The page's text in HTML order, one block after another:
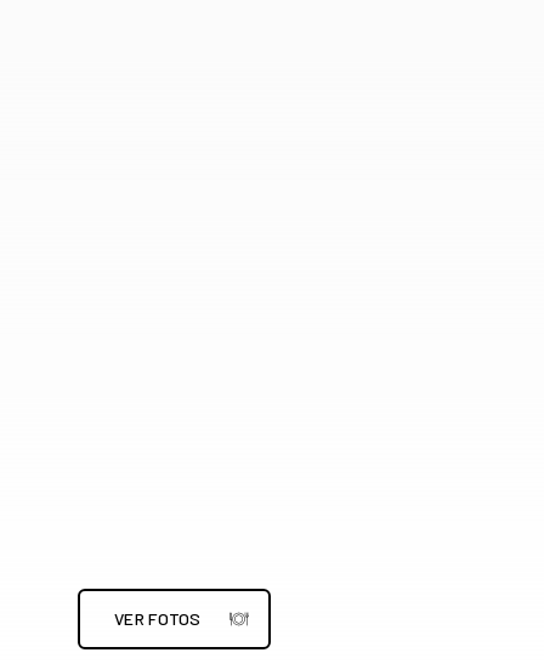
VER FOTOS